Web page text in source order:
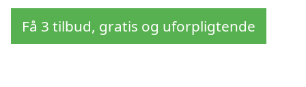
Få 3 tilbud, gratis og uforpligtende